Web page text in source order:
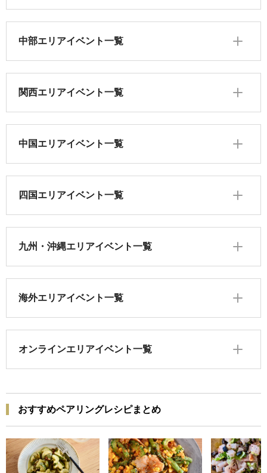
中部エリアイベント一覧
関西エリアイベント一覧
中国エリアイベント一覧
四国エリアイベント一覧
九州・沖縄エリアイベント一覧
海外エリアイベント一覧
オンラインエリアイベント一覧
おすすめペアリングレシピまとめ